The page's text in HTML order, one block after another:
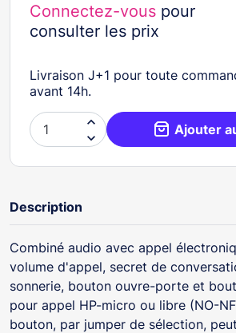
Connectez-vous pour
consulter les prix
Livraison J+1 pour toute
avant 14h.

 Ajouter
Description
Combiné audio avec appel
volume d'appel, secret de
sonnerie, bouton ouvre-porte et
pour appel HP-micro ou libre (NO-
bouton, par jumper de sélection,